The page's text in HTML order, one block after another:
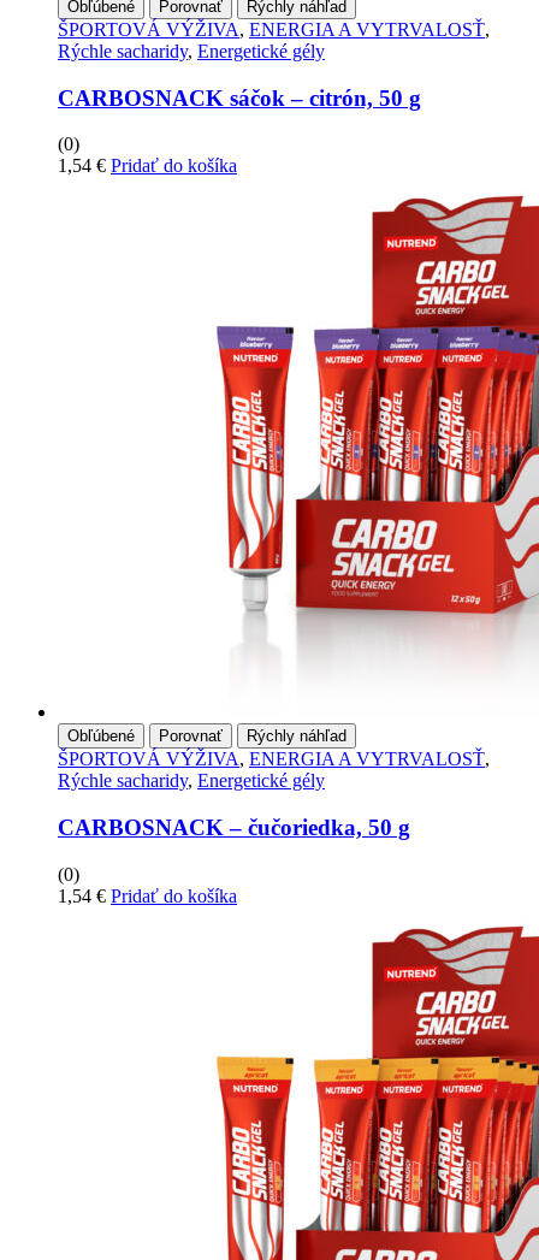
Obľúbené Porovnať Rýchly náhľad
ŠPORTOVÁ VÝŽIVA, ENERGIA A VYTRVALOSŤ,
Rýchle sacharidy, Energetické gély
CARBOSNACK sáčok – citrón, 50 g
(0)
1,54 € Pridať do košíka
Obľúbené Porovnať Rýchly náhľad
ŠPORTOVÁ VÝŽIVA, ENERGIA A VYTRVALOSŤ,
Rýchle sacharidy, Energetické gély
CARBOSNACK – čučoriedka, 50 g
(0)
1,54 € Pridať do košíka